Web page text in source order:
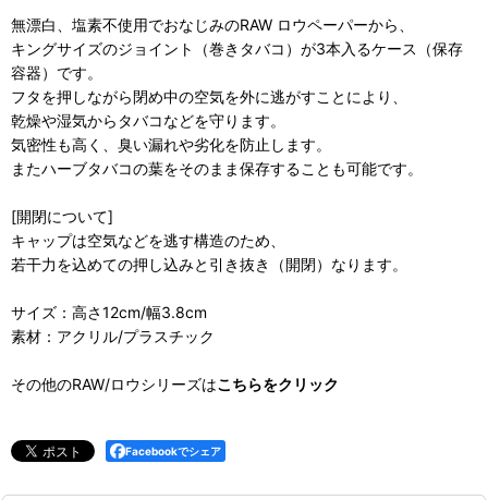
無漂白、塩素不使用でおなじみのRAW ロウペーパーから、
キングサイズのジョイント（巻きタバコ）が3本入るケース（保存
容器）です。
フタを押しながら閉め中の空気を外に逃がすことにより、
乾燥や湿気からタバコなどを守ります。
気密性も高く、臭い漏れや劣化を防止します。
またハーブタバコの葉をそのまま保存することも可能です。
[開閉について]
キャップは空気などを逃す構造のため、
若干力を込めての押し込みと引き抜き（開閉）なります。
サイズ：高さ12cm/幅3.8cm
素材：アクリル/プラスチック
その他のRAW/ロウシリーズはこちらをクリック
Facebookでシェア